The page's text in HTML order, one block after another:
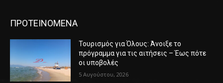
ΠΡΟΤΕΙΝΟΜΕΝΑ
Τουρισμός για Όλους: Άνοιξε το
πρόγραμμα για τις αιτήσεις – Έως πότε
οι υποβολές
5 Αυγούστου, 2026